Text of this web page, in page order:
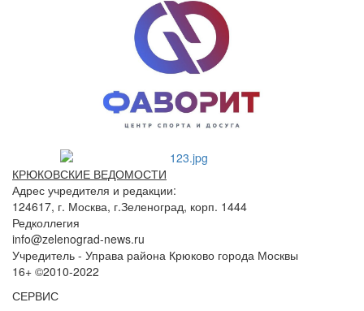
КРЮКОВСКИЕ ВЕДОМОСТИ
Адрес учредителя и редакции:
124617, г. Москва, г.Зеленоград, корп. 1444
Редколлегия
info@zelenograd-news.ru
Учредитель - Управа района Крюково города Москвы
16+ ©2010-2022
СЕРВИС